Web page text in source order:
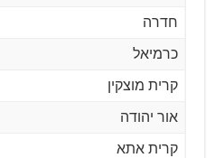
חדרה
כרמיאל
קרית מוצקין
אור יהודה
קרית אתא